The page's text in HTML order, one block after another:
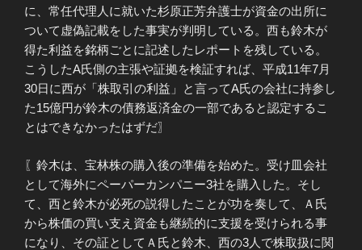
に、常任代理人に就いた杉原正芳弁護士が資金の出所に
ついて虚偽記載をした事実が判明している。西も鈴木が
得た利益を銘柄ごとに記述したレポートを残している。
こうしたA氏側の主張や証拠を検証すれば、平成11年7月
30日に西が「株取引の利益」と言ってA氏の会社に持参し
た15億円が鈴木の債務返済金の一部であると認定するこ
とはできなかったはずだ〗
〖鈴木は、宝林株の購入後の準備を始めた。受け皿会社
として海外にペーパーカンパニー3社を購入した。そし
て、西と鈴木が必死の説得したことが功を奏して、Ａ氏
から株価の買い支え資金も継続的に支援を受けられる事
になり、その証としてＡ氏と鈴木、西の3人で株取扱に関